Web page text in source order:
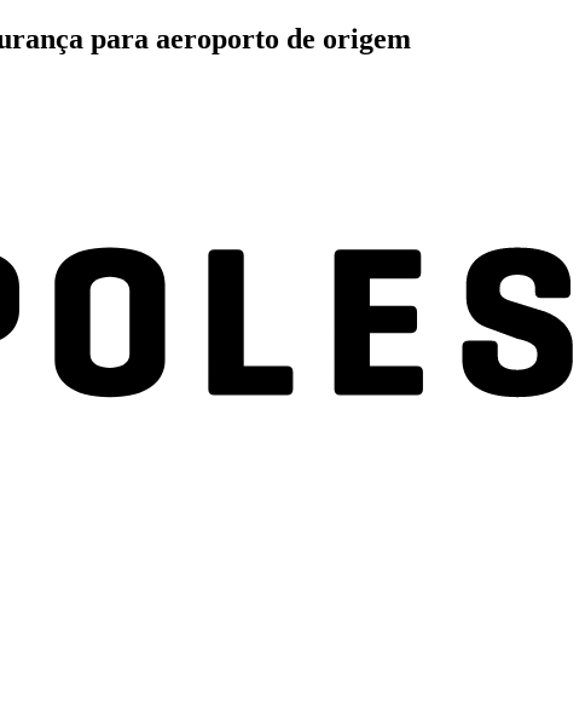
para aeroporto de origem